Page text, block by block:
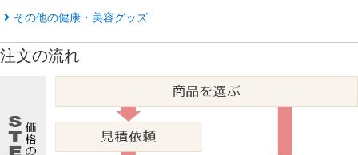
その他の健康・美容グッズ
注文の流れ